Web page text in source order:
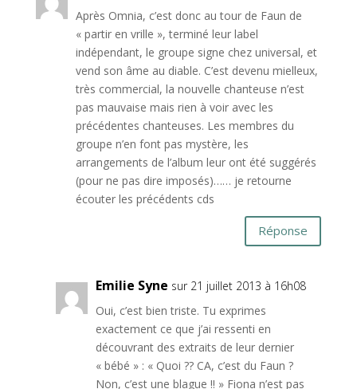
Après Omnia, c’est donc au tour de Faun de
« partir en vrille », terminé leur label
indépendant, le groupe signe chez universal, et
vend son âme au diable. C’est devenu mielleux,
très commercial, la nouvelle chanteuse n’est
pas mauvaise mais rien à voir avec les
précédentes chanteuses. Les membres du
groupe n’en font pas mystère, les
arrangements de l’album leur ont été suggérés
(pour ne pas dire imposés)…… je retourne
écouter les précédents cds
Réponse
Emilie Syne sur 21 juillet 2013 à 16h08
Oui, c’est bien triste. Tu exprimes
exactement ce que j’ai ressenti en
découvrant des extraits de leur dernier
« bébé » : « Quoi ?? CA, c’est du Faun ?
Non, c’est une blague !! » Fiona n’est pas